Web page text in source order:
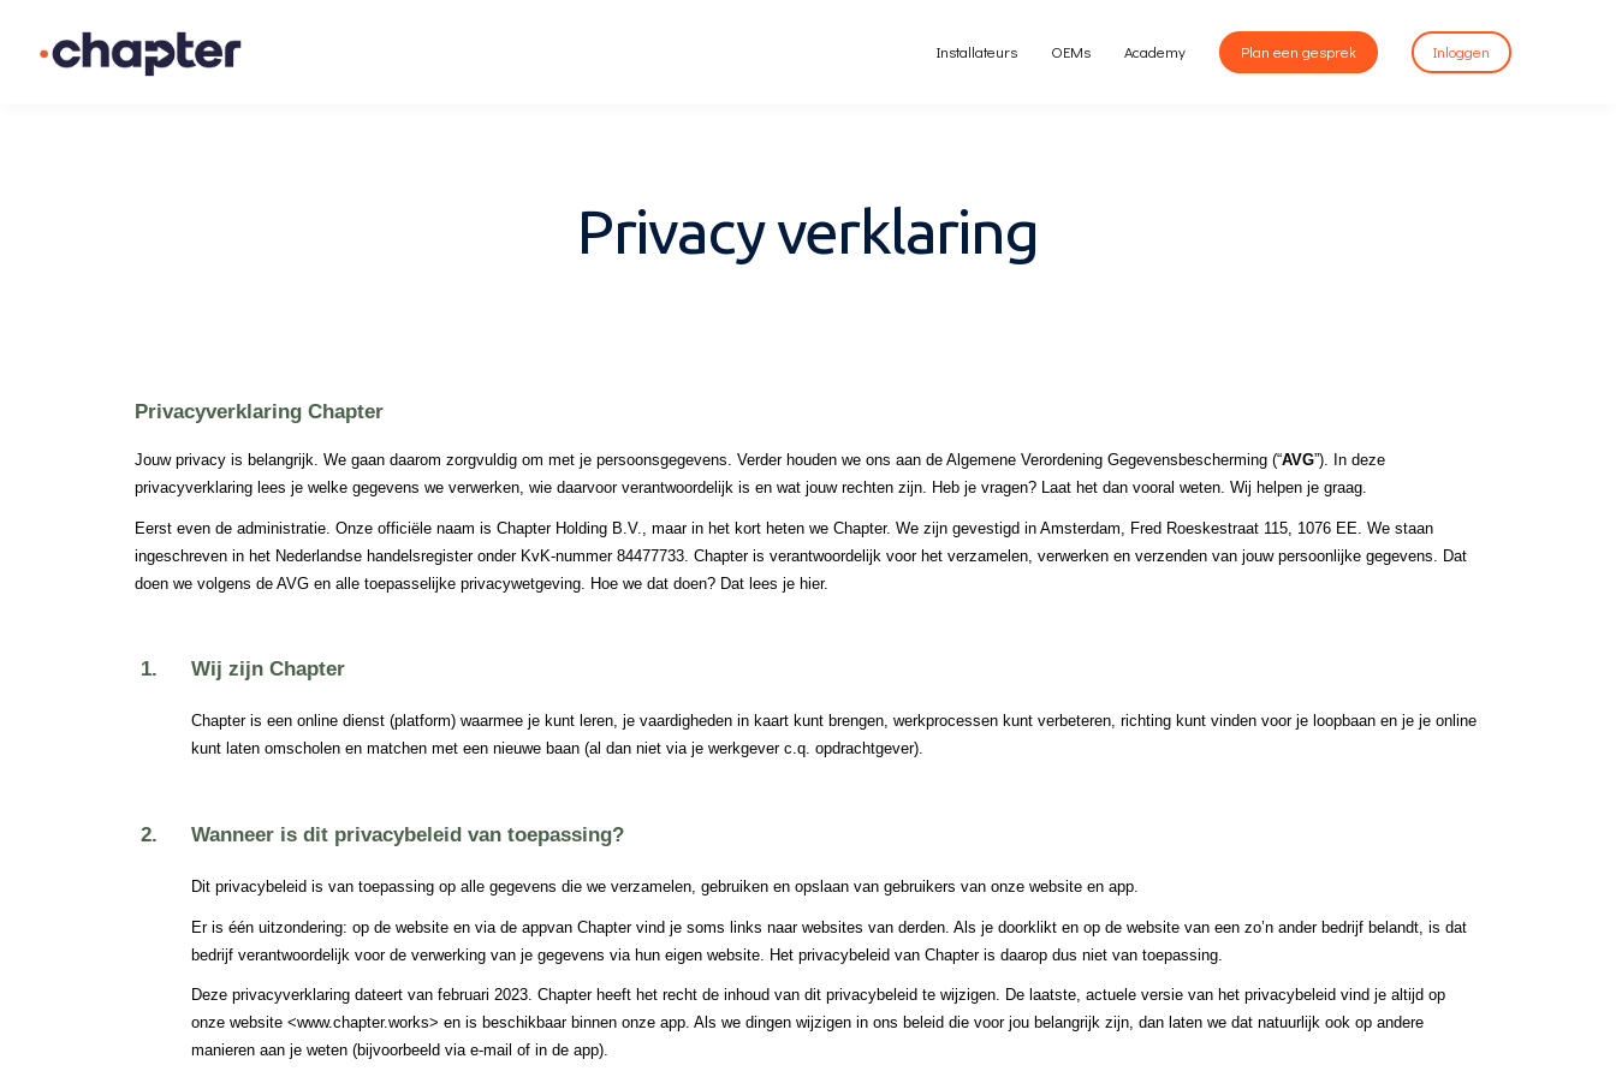
Installateurs OEMs Academy Plan een gesprek Inloggen
Privacy verklaring
Privacyverklaring Chapter
Jouw privacy is belangrijk. We gaan daarom zorgvuldig om met je persoonsgegevens. Verder houden we ons aan de Algemene Verordening Gegevensbescherming (“AVG”). In deze
privacyverklaring lees je welke gegevens we verwerken, wie daarvoor verantwoordelijk is en wat jouw rechten zijn. Heb je vragen? Laat het dan vooral weten. Wij helpen je graag.
Eerst even de administratie. Onze officiële naam is Chapter Holding B.V., maar in het kort heten we Chapter. We zijn gevestigd in Amsterdam, Fred Roeskestraat 115, 1076 EE. We staan
ingeschreven in het Nederlandse handelsregister onder KvK-nummer 84477733. Chapter is verantwoordelijk voor het verzamelen, verwerken en verzenden van jouw persoonlijke gegevens. Dat
doen we volgens de AVG en alle toepasselijke privacywetgeving. Hoe we dat doen? Dat lees je hier.
Wij zijn Chapter
Chapter is een online dienst (platform) waarmee je kunt leren, je vaardigheden in kaart kunt brengen, werkprocessen kunt verbeteren, richting kunt vinden voor je loopbaan en je je online
kunt laten omscholen en matchen met een nieuwe baan (al dan niet via je werkgever c.q. opdrachtgever).
Wanneer is dit privacybeleid van toepassing?
Dit privacybeleid is van toepassing op alle gegevens die we verzamelen, gebruiken en opslaan van gebruikers van onze website en app.
Er is één uitzondering: op de website en via de appvan Chapter vind je soms links naar websites van derden. Als je doorklikt en op de website van een zo’n ander bedrijf belandt, is dat
bedrijf verantwoordelijk voor de verwerking van je gegevens via hun eigen website. Het privacybeleid van Chapter is daarop dus niet van toepassing.
Deze privacyverklaring dateert van februari 2023. Chapter heeft het recht de inhoud van dit privacybeleid te wijzigen. De laatste, actuele versie van het privacybeleid vind je altijd op
onze website <www.chapter.works> en is beschikbaar binnen onze app. Als we dingen wijzigen in ons beleid die voor jou belangrijk zijn, dan laten we dat natuurlijk ook op andere
manieren aan je weten (bijvoorbeeld via e-mail of in de app).